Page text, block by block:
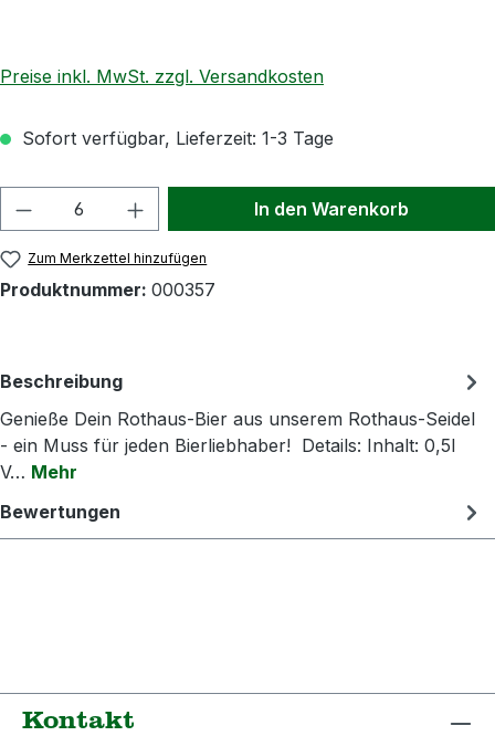
Preise inkl. MwSt. zzgl. Versandkosten
Sofort verfügbar, Lieferzeit: 1-3 Tage
Produkt Anzahl: Gib den gewünschten
In den Warenkorb
Zum Merkzettel hinzufügen
Produktnummer: 000357
Beschreibung
Genieße Dein Rothaus-Bier aus unserem Rothaus-Seidel
- ein Muss für jeden Bierliebhaber! Details: Inhalt: 0,5l
V… Mehr
Bewertungen
Kontakt